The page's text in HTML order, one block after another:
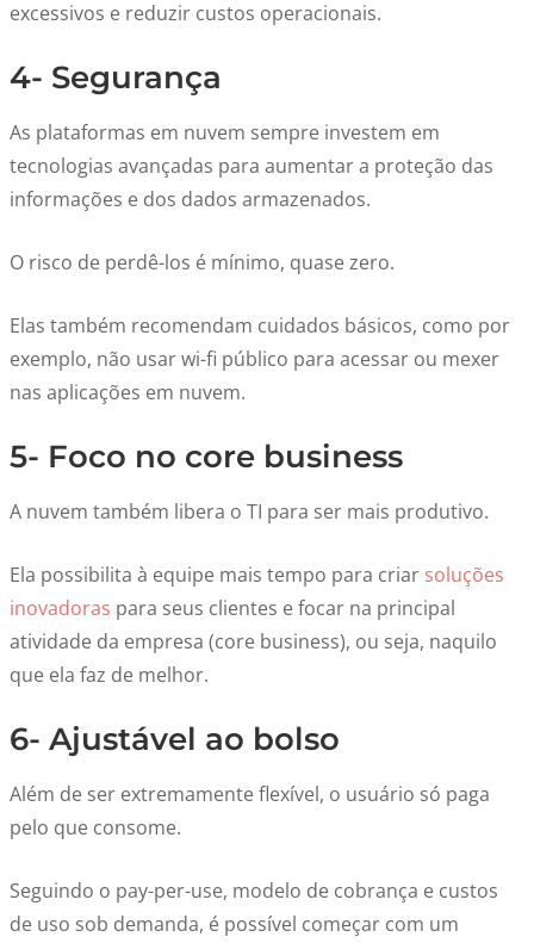
excessivos e reduzir custos operacionais.
4- Segurança
As plataformas em nuvem sempre investem em
tecnologias avançadas para aumentar a proteção das
informações e dos dados armazenados.
O risco de perdê-los é mínimo, quase zero.
Elas também recomendam cuidados básicos, como por
exemplo, não usar wi-fi público para acessar ou mexer
nas aplicações em nuvem.
5- Foco no core business
A nuvem também libera o TI para ser mais produtivo.
Ela possibilita à equipe mais tempo para criar soluções
inovadoras para seus clientes e focar na principal
atividade da empresa (core business), ou seja, naquilo
que ela faz de melhor.
6- Ajustável ao bolso
Além de ser extremamente flexível, o usuário só paga
pelo que consome.
Seguindo o pay-per-use, modelo de cobrança e custos
de uso sob demanda, é possível começar com um